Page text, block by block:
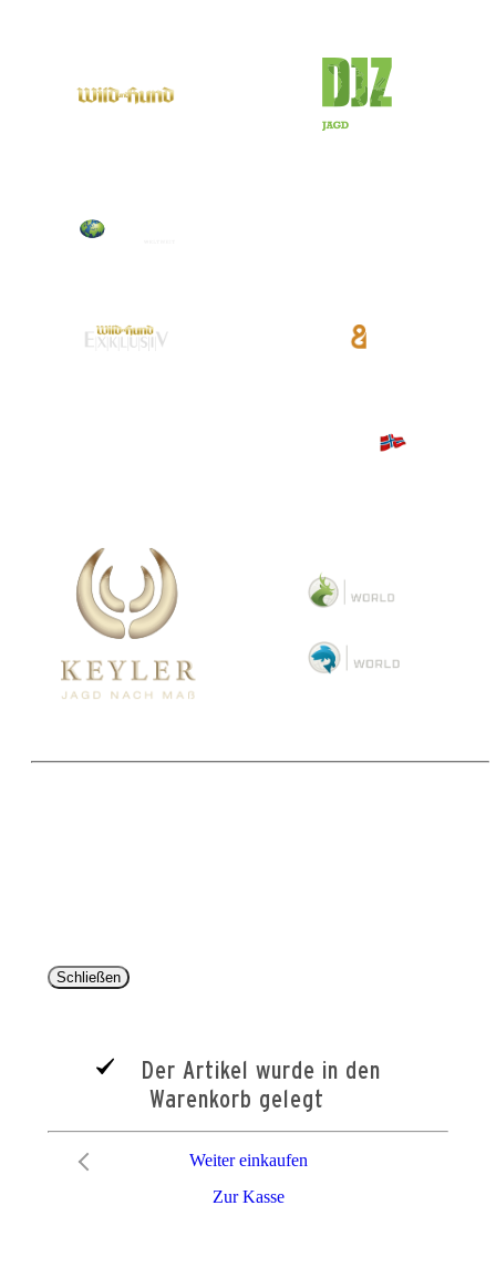
Schließen
Der Artikel wurde in den
Warenkorb gelegt
Zur Kasse
Weiter einkaufen